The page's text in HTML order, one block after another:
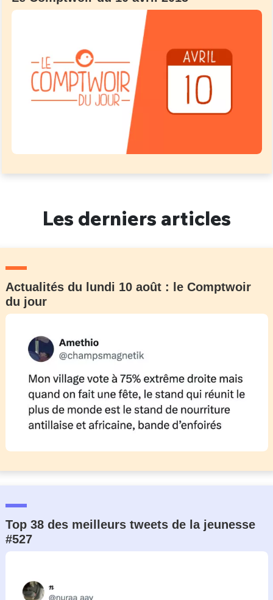
Les derniers articles
Actualités du lundi 10 août : le Comptwoir
du jour
Top 38 des meilleurs tweets de la jeunesse
#527